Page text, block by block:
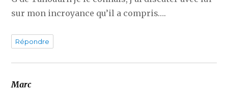
sur mon incroyance qu’il a compris….
Répondre
Marcdit :